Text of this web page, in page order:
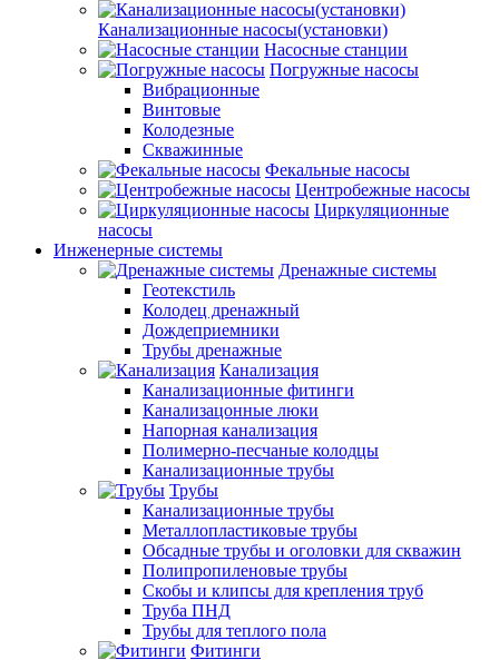
Канализационные насосы(установки)
Насосные станции
Погружные насосы
Вибрационные
Винтовые
Колодезные
Скважинные
Фекальные насосы
Центробежные насосы
Циркуляционные
насосы
Инженерные системы
Дренажные системы
Геотекстиль
Колодец дренажный
Дождеприемники
Трубы дренажные
Канализация
Канализационные фитинги
Канализацонные люки
Напорная канализация
Полимерно-песчаные колодцы
Канализационные трубы
Трубы
Канализационные трубы
Металлопластиковые трубы
Обсадные трубы и оголовки для скважин
Полипропиленовые трубы
Скобы и клипсы для крепления труб
Труба ПНД
Трубы для теплого пола
Фитинги